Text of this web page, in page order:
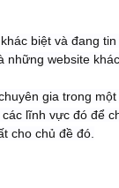
biệt và đang tin
những website
gia trong
lĩnh vực đó để
cho chủ đề đó.